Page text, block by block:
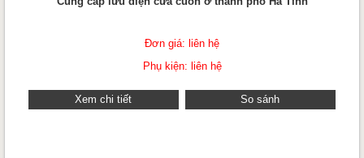
Đơn giá: liên hệ
Phụ kiện: liên hệ
Xem chi tiết So sánh